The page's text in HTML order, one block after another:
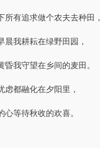
所有追求做个农夫去种田，
晨我耕耘在绿野田园，
昏我守望在乡间的麦田。
虑都融化在夕阳里，
心等待秋收的欢喜。